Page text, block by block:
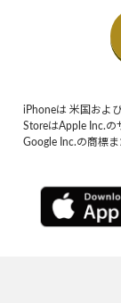
iPhoneは 米国およ
StoreはApple Inc.の
Google Inc.の商標ま